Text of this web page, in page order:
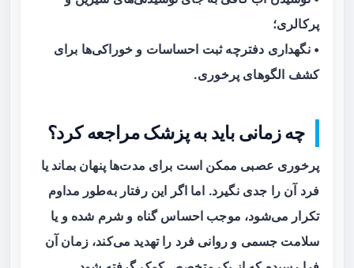
پرکالری؛
• نگهداری دفترچه ثبت احساسات و خوراکی‌ها برای
کشف الگوهای پرخوری.
چه زمانی باید به پزشک مراجعه کرد؟
پرخوری عصبی ممکن است برای مدت‌ها پنهان بماند یا
فرد آن را جدی نگیرد. اما اگر این رفتار به‌طور مداوم
تکرار می‌شود، موجب احساس گناه و شرم شده و یا
سلامت جسمی و روانی فرد را تهدید می‌کند، زمان آن